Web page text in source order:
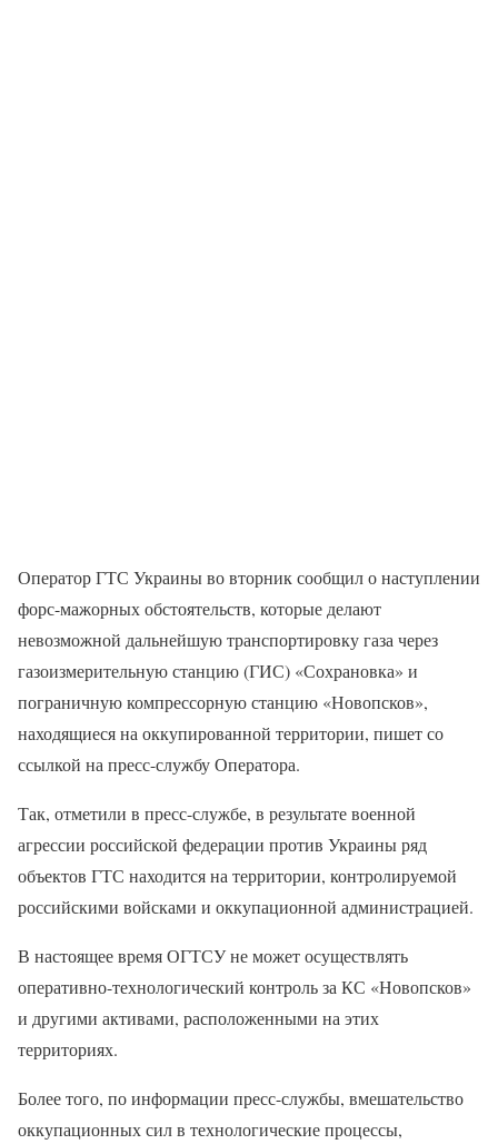
Оператор ГТС Украины во вторник сообщил о наступлении
форс-мажорных обстоятельств, которые делают
невозможной дальнейшую транспортировку газа через
газоизмерительную станцию (ГИС) «Сохрановка» и
пограничную компрессорную станцию «Новопсков»,
находящиеся на оккупированной территории, пишет со
ссылкой на пресс-службу Оператора.
Так, отметили в пресс-службе, в результате военной
агрессии российской федерации против Украины ряд
объектов ГТС находится на территории, контролируемой
российскими войсками и оккупационной администрацией.
В настоящее время ОГТСУ не может осуществлять
оперативно-технологический контроль за КС «Новопсков»
и другими активами, расположенными на этих
территориях.
Более того, по информации пресс-службы, вмешательство
оккупационных сил в технологические процессы,